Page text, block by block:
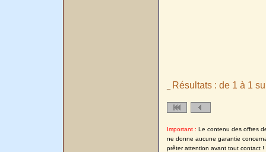
Résultats : de 1 à 1
Important : Le contenu des offres
ne donne aucune garantie
prêter attention avant tout contact !